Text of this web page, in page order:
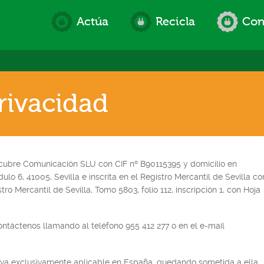
Actúa Recicla
Comunicación SLU con CIF nº B90115395 y domicilio en
6, 41005, Sevilla e inscrita en el Registro Mercantil de Sevilla
Mercantil de Sevilla, Tomo 5803, folio 112, inscripción 1, con Hoja
llamando al teléfono 955 412 277 o en el e-mail
exclusivamente aplicable en España, quedando sometida a ella,